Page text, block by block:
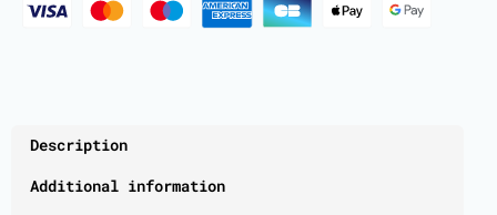
Description
Additional information